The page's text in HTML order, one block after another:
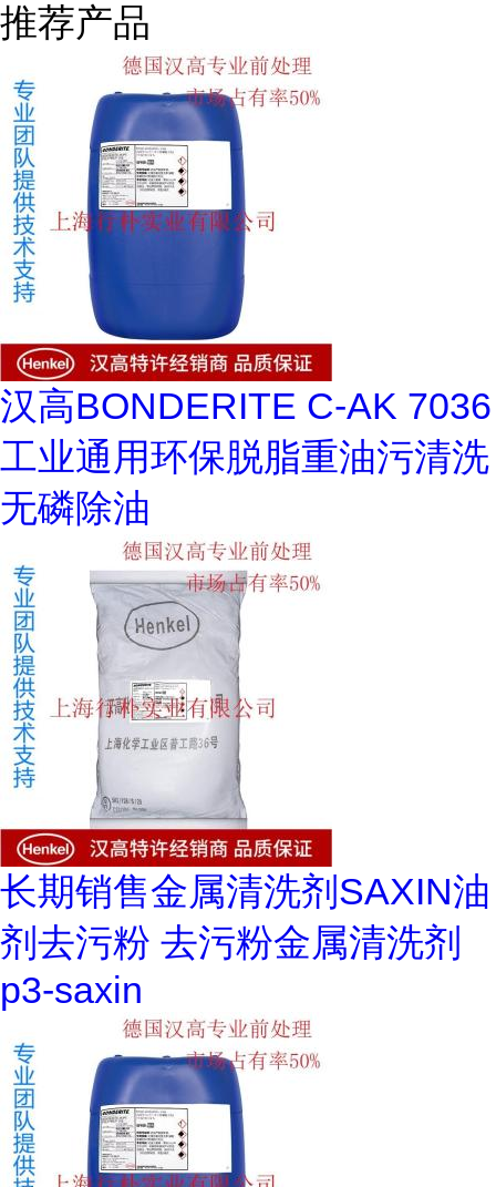
推荐产品
汉高BONDERITE C-AK 7036
工业通用环保脱脂重油污清洗
无磷除油
长期销售金属清洗剂SAXIN油
剂去污粉 去污粉金属清洗剂
p3-saxin